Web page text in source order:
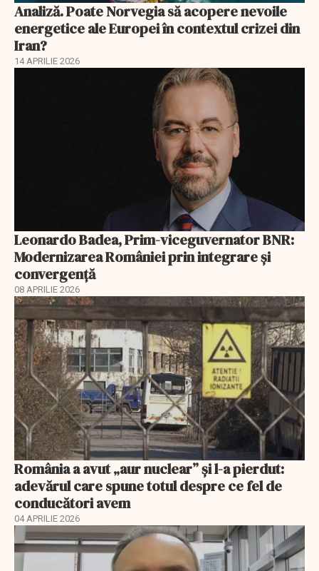
Analiză. Poate Norvegia să acopere nevoile
energetice ale Europei în contextul crizei din
Iran?
14 APRILIE 2026
Leonardo Badea, Prim-viceguvernator BNR:
Modernizarea României prin integrare și
convergență
08 APRILIE 2026
România a avut „aur nuclear” și l-a pierdut:
adevărul care spune totul despre ce fel de
conducători avem
04 APRILIE 2026